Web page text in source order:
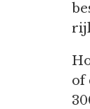
of